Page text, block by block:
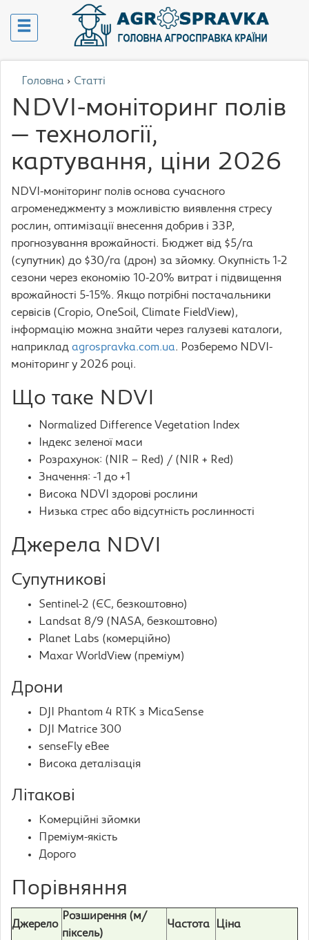
Головна › Статті
NDVI-моніторинг полів
— технології,
картування, ціни 2026
NDVI-моніторинг полів основа сучасного
агроменеджменту з можливістю виявлення стресу
рослин, оптимізації внесення добрив і ЗЗР,
прогнозування врожайності. Бюджет від $5/га
(супутник) до $30/га (дрон) за зйомку. Окупність 1-2
сезони через економію 10-20% витрат і підвищення
врожайності 5-15%. Якщо потрібні постачальники
сервісів (Cropio, OneSoil, Climate FieldView),
інформацію можна знайти через галузеві каталоги,
наприклад agrospravka.com.ua. Розберемо NDVI-
моніторинг у 2026 році.
Що таке NDVI
Normalized Difference Vegetation Index
Індекс зеленої маси
Розрахунок: (NIR – Red) / (NIR + Red)
Значення: -1 до +1
Висока NDVI здорові рослини
Низька стрес або відсутність рослинності
Джерела NDVI
Супутникові
Sentinel-2 (ЄС, безкоштовно)
Landsat 8/9 (NASA, безкоштовно)
Planet Labs (комерційно)
Maxar WorldView (преміум)
Дрони
DJI Phantom 4 RTK з MicaSense
DJI Matrice 300
senseFly eBee
Висока деталізація
Літакові
Комерційні зйомки
Преміум-якість
Дорого
Порівняння
Джерело
Розширення (м/
піксель)
Частота Ціна